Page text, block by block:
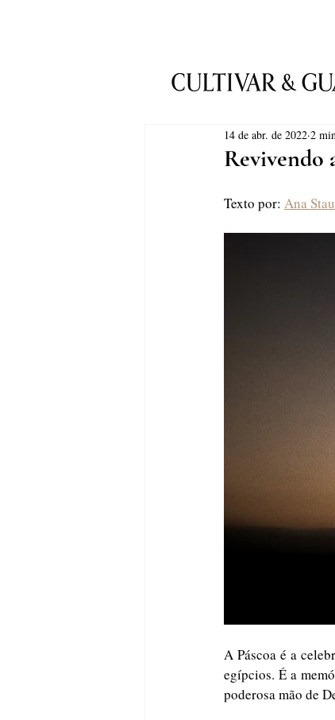
Revivendo
14 de abr. de 2022 2
Texto por: Ana
A Páscoa é a
egípcios. É a
poderosa mão de